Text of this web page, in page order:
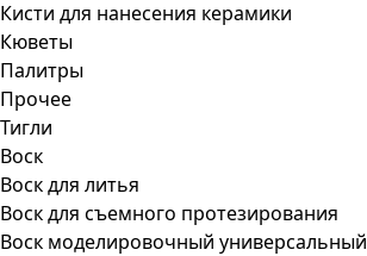
Кисти для нанесения керамики
Кюветы
Палитры
Прочее
Тигли
Воск
Воск для литья
Воск для съемного протезирования
Воск моделировочный универсальный